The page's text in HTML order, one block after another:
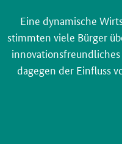
Eine dynamische
stimmten viele Bürger
dagegen der Einfluss